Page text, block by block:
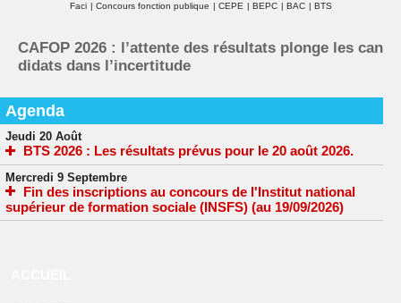
Faci | Concours fonction publique | CEPE | BEPC | BAC | BTS
CAFOP 2026 : l’attente des résultats plonge les can
didats dans l’incertitude
Agenda
Jeudi 20 Août
BTS 2026 : Les résultats prévus pour le 20 août 2026.
Mercredi 9 Septembre
Fin des inscriptions au concours de l'Institut national
supérieur de formation sociale (INSFS) (au 19/09/2026)